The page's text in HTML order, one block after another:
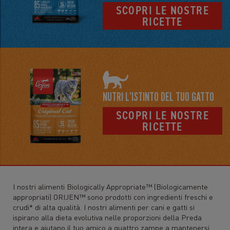
SCOPRI LE NOSTRE
RICETTE
NUTRI L’ISTINTO DEL TUO GATTO
SCOPRI LE NOSTRE
RICETTE
I nostri alimenti Biologically Appropriate™ (Biologicamente
appropriati) ORIJEN™ sono prodotti con ingredienti freschi e
crudi* di alta qualità. I nostri alimenti per cani e gatti si
ispirano alla dieta evolutiva nelle proporzioni della Preda
intera e aiutano il tuo amico a quattro zampe a mantenersi